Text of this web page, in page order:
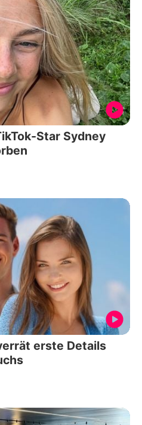
Star Sydney
erste Details